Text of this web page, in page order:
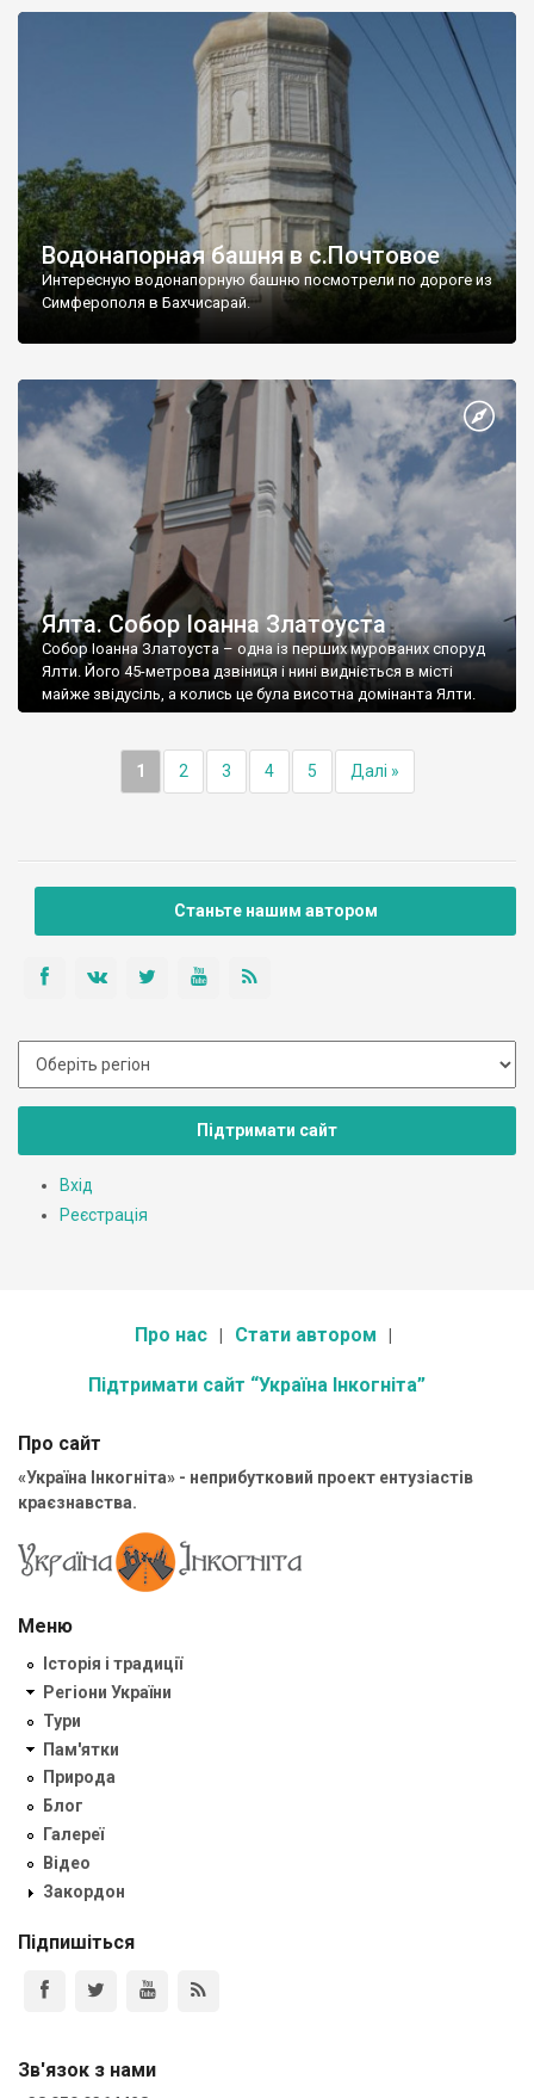
Водонапорная башня в с.Почтовое
Интересную водонапорную башню посмотрели по дороге из
Симферополя в Бахчисарай.
Ялта. Собор Іоанна Златоуста
Собор Іоанна Златоуста – одна із перших мурованих споруд
Ялти. Його 45-метрова дзвіниця і нині видніється в місті
майже звідусіль, а колись це була висотна домінанта Ялти.
1 2 3 4 5 Далі »
Станьте нашим автором
Підтримати сайт
Вхід
Реєстрація
Про нас Стати автором
Підтримати сайт “Україна Інкогніта”
Про сайт
«Україна Інкогніта» - неприбутковий проект ентузіастів
краєзнавства.
Меню
Історія і традиції
Регіони України
Тури
Пам'ятки
Природа
Блог
Галереї
Відео
Закордон
Підпишіться
Зв'язок з нами